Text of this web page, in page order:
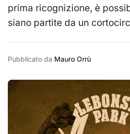
prima ricognizione, è
siano partite da un
Pubblicato da Mauro Orrù